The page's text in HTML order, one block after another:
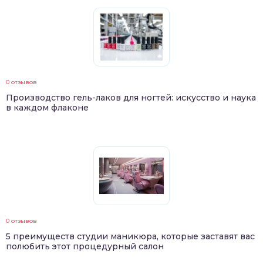
0 отзывов
Производство гель-лаков для ногтей: искусство и наука
в каждом флаконе
0 отзывов
5 преимуществ студии маникюра, которые заставят вас
полюбить этот процедурный салон